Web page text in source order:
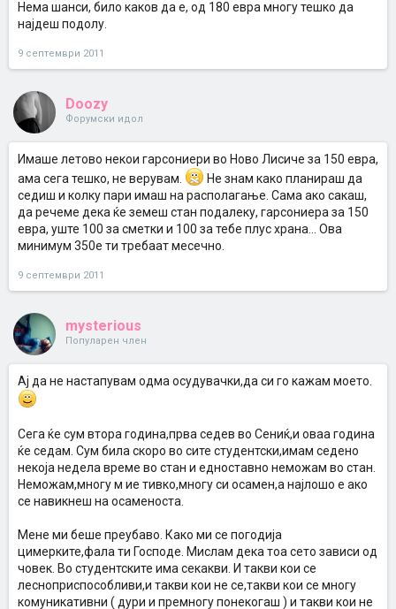
А за еднособен стан...нема од 180е подолу??
Нема шанси, било каков да е, од 180 евра многу тешко да
најдеш подолу.
9 септември 2011
Doozy
Форумски идол
Имаше летово некои гарсониери во Ново Лисиче за 150 евра,
ама сега тешко, не верувам.
Не знам како планираш да
седиш и колку пари имаш на располагање. Сама ако сакаш,
да речеме дека ќе земеш стан подалеку, гарсониера за 150
евра, уште 100 за сметки и 100 за тебе плус храна... Ова
минимум 350е ти требаат месечно.
9 септември 2011
mysterious
Популарен член
Ај да не настапувам одма осудувачки,да си го кажам моето.
Сега ќе сум втора година,прва седев во Сениќ,и оваа година
ќе седам. Сум била скоро во сите студентски,имам седено
некоја недела време во стан и едноставно неможам во стан.
Неможам,многу м ие тивко,многу си осамен,а најлошо е ако
се навикнеш на осаменоста.
Мене ми беше преубаво. Како ми се погодија
цимерките,фала ти Господе. Мислам дека тоа сето зависи од
човек. Во студентските има секакви. И такви кои се
лесноприспособливи,и такви кои не се,такви кои се многу
комуникативни ( дури и премногу понекогаш ) и такви кои не